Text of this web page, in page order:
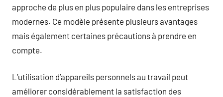
approche de plus en plus populaire dans les entreprises
modernes. Ce modèle présente plusieurs avantages
mais également certaines précautions à prendre en
compte.
L’utilisation d’appareils personnels au travail peut
améliorer considérablement la satisfaction des